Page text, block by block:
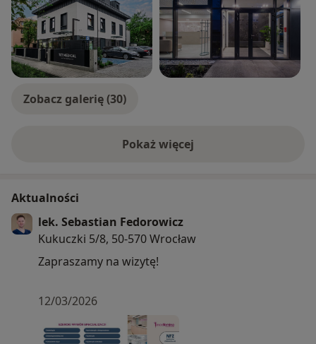
Zobacz galerię (30)
Pokaż więcejo doświadczeniu
Aktualności
lek. Sebastian Fedorowicz
Kukuczki 5/8, 50-570 Wrocław
Zapraszamy na wizytę!
12/03/2026